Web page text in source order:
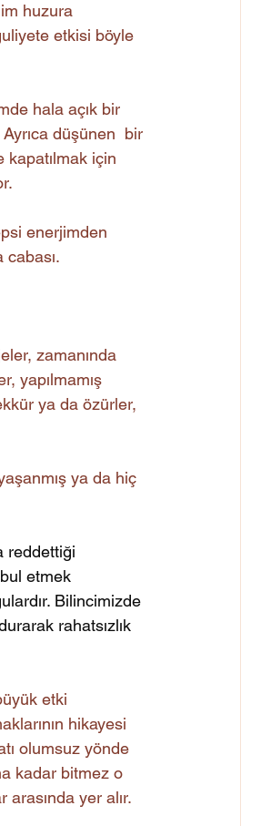
huzura
etkisi böyle
hala açık bir
düşünen  bir
kapatılmak için
enerjimden
cabası.
zamanında
yapılmamış
ya da özürler,
ya da hiç
reddettiği
etmek
Bilincimizde
rahatsızlık
etki
hikayesi
olumsuz yönde
kadar bitmez o
yer alır.